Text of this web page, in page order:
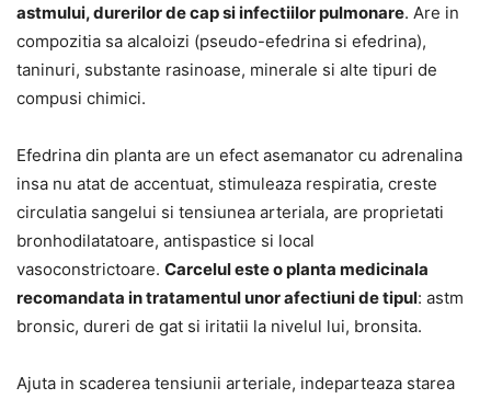
astmului, durerilor de cap si infectiilor pulmonare. Are in
compozitia sa alcaloizi (pseudo-efedrina si efedrina),
taninuri, substante rasinoase, minerale si alte tipuri de
compusi chimici.
Efedrina din planta are un efect asemanator cu adrenalina
insa nu atat de accentuat, stimuleaza respiratia, creste
circulatia sangelui si tensiunea arteriala, are proprietati
bronhodilatatoare, antispastice si local
vasoconstrictoare. Carcelul este o planta medicinala
recomandata in tratamentul unor afectiuni de tipul: astm
bronsic, dureri de gat si iritatii la nivelul lui, bronsita.
Ajuta in scaderea tensiunii arteriale, indeparteaza starea